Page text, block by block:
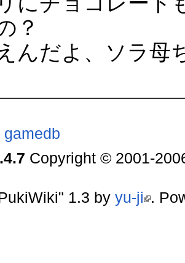
？
んだよ、ソラ母
gamedb
Copyright © 2001-
1.3 by yu-ji .